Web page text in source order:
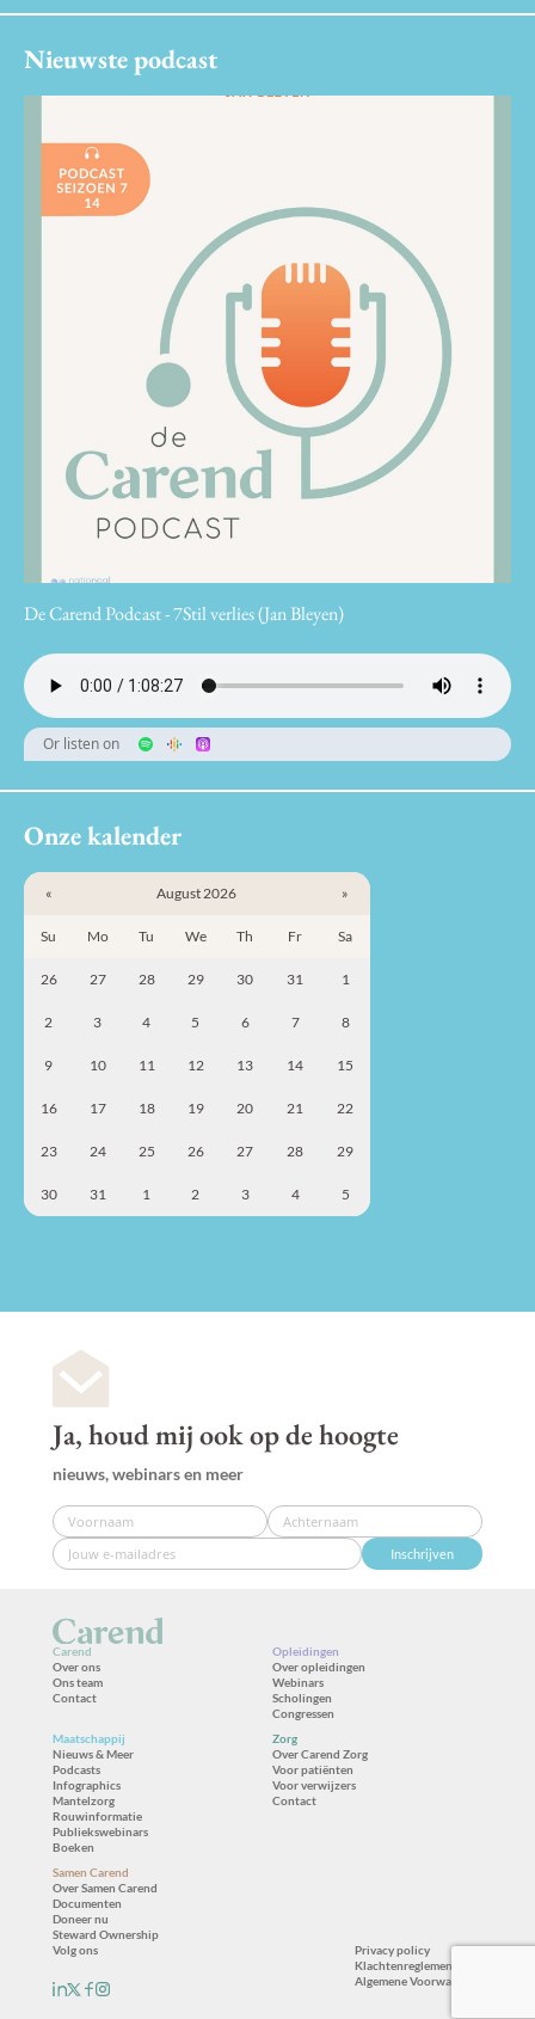
Nieuwste podcast
De Carend Podcast - 7Stil verlies (Jan Bleyen)
Or listen on
Onze kalender
« August 2026 »
Su Mo Tu We Th Fr Sa
26 27 28 29 30 31 1
2 3 4 5 6 7 8
9 10 11 12 13 14 15
16 17 18 19 20 21 22
23 24 25 26 27 28 29
30 31 1 2 3 4 5
Ja, houd mij ook op de hoogte
nieuws, webinars en meer
Inschrijven
Carend
Over ons
Ons team
Contact
Opleidingen
Over opleidingen
Webinars
Scholingen
Congressen
Maatschappij
Nieuws & Meer
Podcasts
Infographics
Mantelzorg
Rouwinformatie
Publiekswebinars
Boeken
Zorg
Over Carend Zorg
Voor patiënten
Voor verwijzers
Contact
Samen Carend
Over Samen Carend
Documenten
Doneer nu
Steward Ownership
Volg ons
Privacy policy
Klachtenreglement
Algemene Voorwaarden